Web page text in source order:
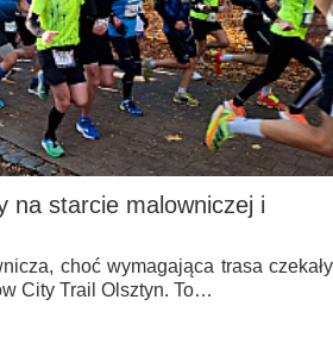
na starcie malowniczej i
choć wymagająca trasa czekały
City Trail Olsztyn. To…